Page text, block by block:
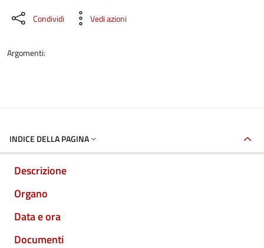
Condividi Vedi azioni
Argomenti:
INDICE DELLA PAGINA
Descrizione
Organo
Data e ora
Documenti